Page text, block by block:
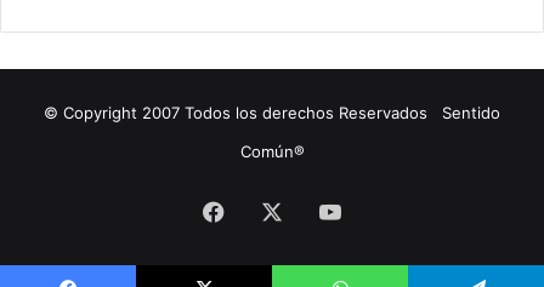
© Copyright 2007 Todos los derechos Reservados Sentido
Común®
Facebook YouTube